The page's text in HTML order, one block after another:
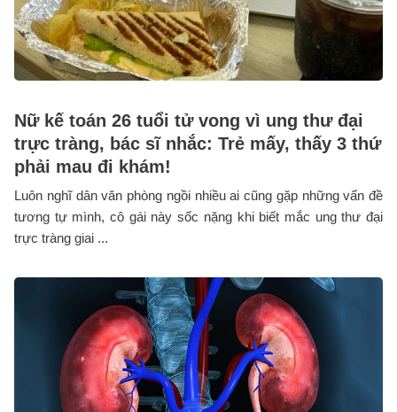
Nữ kế toán 26 tuổi tử vong vì ung thư đại
trực tràng, bác sĩ nhắc: Trẻ mấy, thấy 3 thứ
phải mau đi khám!
Luôn nghĩ dân văn phòng ngồi nhiều ai cũng gặp những vấn đề
tương tự mình, cô gái này sốc nặng khi biết mắc ung thư đại
trực tràng giai ...